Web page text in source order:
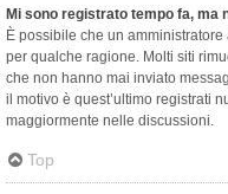
Mi sono registrato tempo fa, ma
È possibile che un
per qualche ragione. Molti siti
che non hanno mai inviato
il motivo è quest’ultimo registrati
maggiormente nelle discussioni.
Top